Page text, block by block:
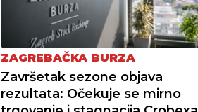
ZAGREBAČKA BURZA
Završetak sezone objava
rezultata: Očekuje se mirno